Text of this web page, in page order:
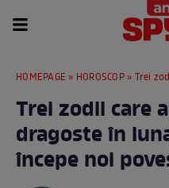
HOMEPAGE » HOROSCOP » Trei zodii care
Trei zodii care
dragoste în
începe noi